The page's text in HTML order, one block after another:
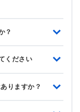
？
ください
りますか？